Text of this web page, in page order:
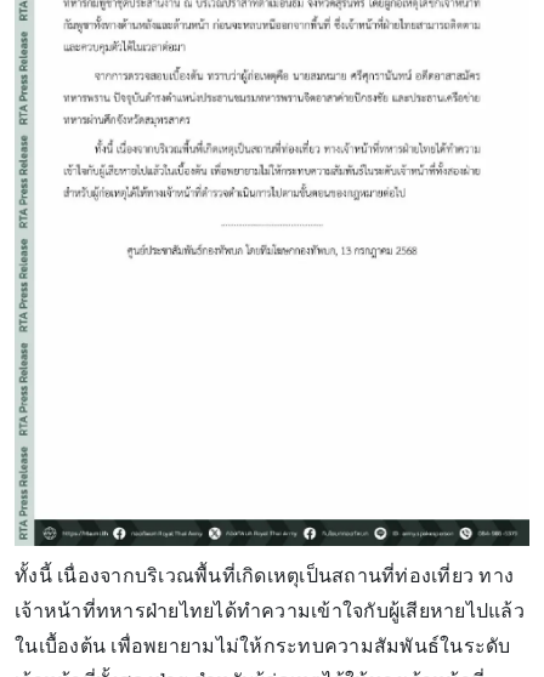
ทั้งนี้ เนื่องจากบริเวณพื้นที่เกิดเหตุเป็นสถานที่ท่องเที่ยว ทาง
เจ้าหน้าที่ทหารฝ่ายไทยได้ทำความเข้าใจกับผู้เสียหายไปแล้ว
ในเบื้องต้น เพื่อพยายามไม่ให้กระทบความสัมพันธ์ในระดับ